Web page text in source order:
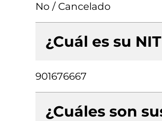
No / Cancelado
¿Cuál es su
901676667
¿Cuáles son